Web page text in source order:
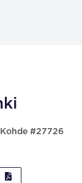
Kohde #27726